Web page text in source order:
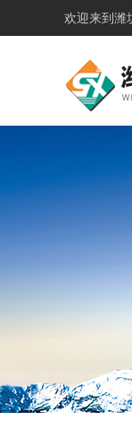
欢迎来到 潍